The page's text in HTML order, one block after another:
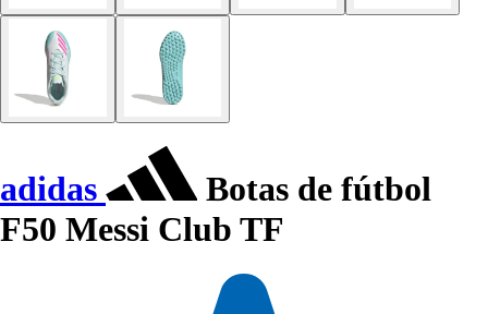
adidas
Botas de fútbol
F50 Messi Club TF